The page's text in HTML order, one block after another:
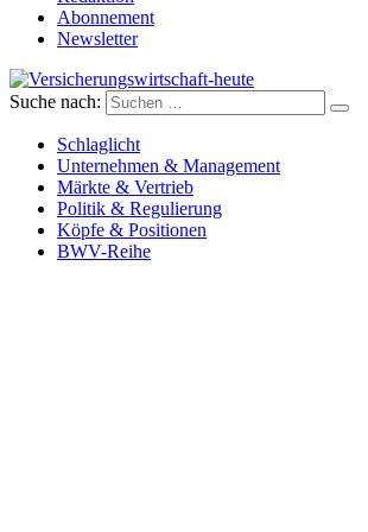
Abonnement
Newsletter
Versicherungswirtschaft-heute
Suche nach:
Schlaglicht
Unternehmen & Management
Märkte & Vertrieb
Politik & Regulierung
Köpfe & Positionen
BWV-Reihe